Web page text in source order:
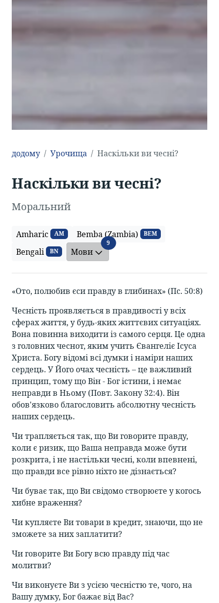
додому Урочища Наскільки ви чесні?
Наскільки ви чесні?
Моральний
Amharic AM Bemba (Zambia) BEM
Bengali BN Мови
9Мови
«Ото, полюбив єси правду в глибинах» (Пс. 50:8)
Чесність проявляється в правдивості у всіх
сферах життя, у будь-яких життєвих ситуаціях.
Вона повинна виходити із самого серця. Це одна
з головних чеснот, яким учить Євангеліє Ісуса
Христа. Богу відомі всі думки і наміри наших
сердець. У Його очах чесність – це важливий
принцип, тому що Він - Бог істини, і немає
неправди в Ньому (Повт. Закону 32:4). Він
обов'язково благословить абсолютну чесність
наших сердець.
Чи трапляється так, що Ви говорите правду,
коли є ризик, що Ваша неправда може бути
розкрита, і не настільки чесні, коли впевнені,
що правди все рівно ніхто не дізнається?
Чи буває так, що Ви свідомо створюєте у когось
хибне враження?
Чи купляєте Ви товари в кредит, знаючи, що не
зможете за них заплатити?
Чи говорите Ви Богу всю правду під час
молитви?
Чи виконуєте Ви з усією чесністю те, чого, на
Вашу думку, Бог бажає від Вас?